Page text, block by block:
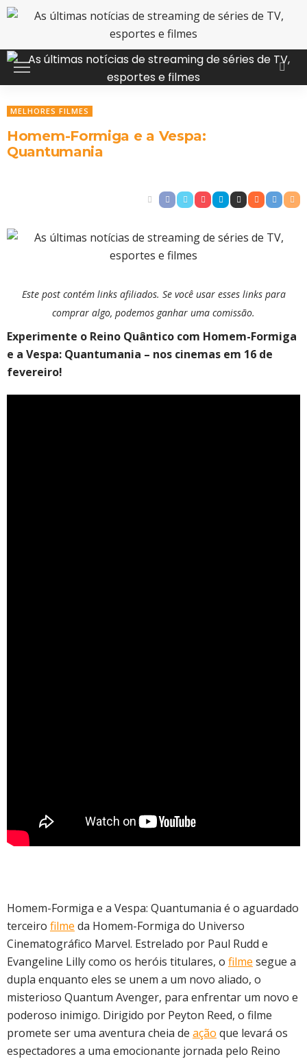
MELHORES FILMES
Homem-Formiga e a Vespa:
Quantumania
Este post contém links afiliados. Se você usar esses links para
comprar algo, podemos ganhar uma comissão.
Experimente o Reino Quântico com Homem-Formiga
e a Vespa: Quantumania – nos cinemas em 16 de
fevereiro!
Homem-Formiga e a Vespa: Quantumania é o aguardado
terceiro filme da Homem-Formiga do Universo
Cinematográfico Marvel. Estrelado por Paul Rudd e
Evangeline Lilly como os heróis titulares, o filme segue a
dupla enquanto eles se unem a um novo aliado, o
misterioso Quantum Avenger, para enfrentar um novo e
poderoso inimigo. Dirigido por Peyton Reed, o filme
promete ser uma aventura cheia de ação que levará os
espectadores a uma emocionante jornada pelo Reino